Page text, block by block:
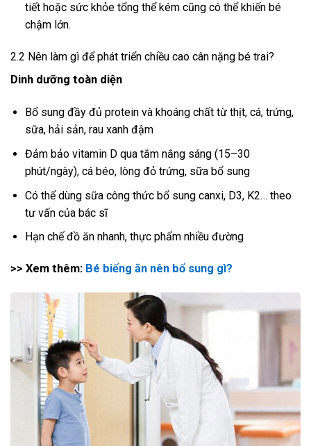
tiết hoặc sức khỏe tổng thể kém cũng có thể khiến bé
chậm lớn.
2.2 Nên làm gì để phát triển chiều cao cân nặng bé trai?
Dinh dưỡng toàn diện
Bổ sung đầy đủ protein và khoáng chất từ thịt, cá, trứng,
sữa, hải sản, rau xanh đậm
Đảm bảo vitamin D qua tắm nắng sáng (15–30
phút/ngày), cá béo, lòng đỏ trứng, sữa bổ sung
Có thể dùng sữa công thức bổ sung canxi, D3, K2… theo
tư vấn của bác sĩ
Hạn chế đồ ăn nhanh, thực phẩm nhiều đường
>> Xem thêm: Bé biếng ăn nên bổ sung gì?